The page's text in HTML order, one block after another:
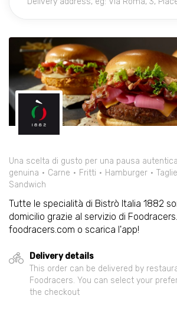
Una scelta di gusto per una pausa
genuina
Carne Fritti Hamburger
Sandwich
Tutte le specialità di Bistrò Italia 1882
domicilio grazie al servizio di
foodracers.com o scarica l'app!
Delivery details
This order can be delivered by
Foodracers. You can select your
the checkout